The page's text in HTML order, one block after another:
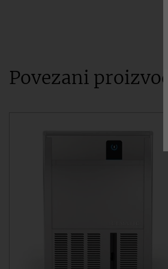
Povezani proizvodi